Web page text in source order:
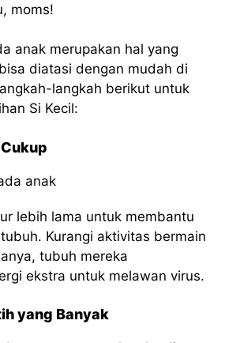
moms!
anak merupakan hal yang
diatasi dengan mudah di
langkah berikut untuk
Si Kecil:
lebih lama untuk membantu
Kurangi aktivitas bermain
tubuh mereka
ekstra untuk melawan virus.
yang Banyak